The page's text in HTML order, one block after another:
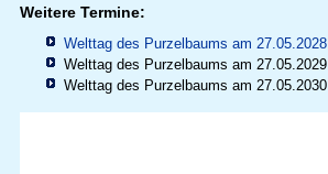
Weitere Termine:
Welttag des Purzelbaums am 27.05.2028
Welttag des Purzelbaums am 27.05.2029
Welttag des Purzelbaums am 27.05.2030